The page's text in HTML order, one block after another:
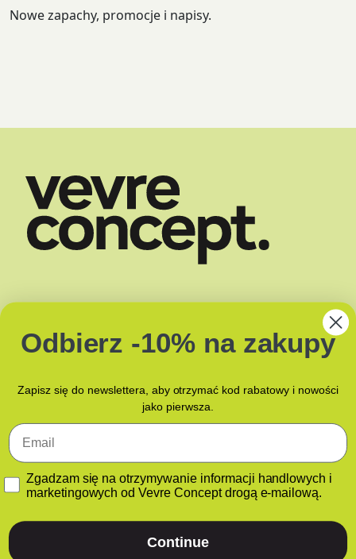
Nowe zapachy, promocje i napisy.
SHOP
O NAS
KONTAKT Z NAMI
DOSTAWA
ZAPACHY
POLITYKA PRYWATNOŚCI
POLITYKA PLIKÓW COOKIES
Odbierz -10% na zakupy
Zapisz się do newslettera, aby otrzymać kod rabatowy i nowości
jako pierwsza.
Email
GDPRZgadzam się na otrzymywanie informacji handlowych i
marketingowych od Vevre Concept drogą e-mailową.
Continue